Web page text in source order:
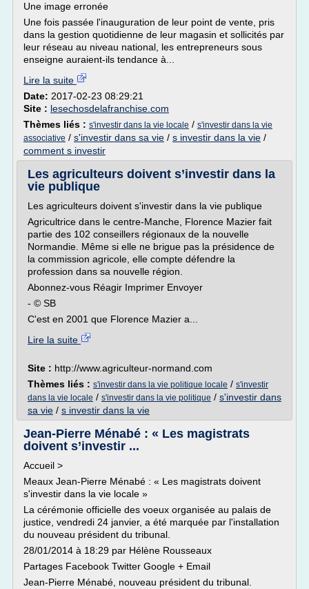
Une image erronée
Une fois passée l'inauguration de leur point de vente, pris
dans la gestion quotidienne de leur magasin et sollicités par
leur réseau au niveau national, les entrepreneurs sous
enseigne auraient-ils tendance à...
Lire la suite
Date: 2017-02-23 08:29:21
Site : lesechosdelafranchise.com
Thèmes liés : s'investir dans la vie locale / s'investir dans la vie
associative / s'investir dans sa vie / s investir dans la vie /
comment s investir
Les agriculteurs doivent s’investir dans la
vie publique
Les agriculteurs doivent s'investir dans la vie publique
Agricultrice dans le centre-Manche, Florence Mazier fait
partie des 102 conseillers régionaux de la nouvelle
Normandie. Même si elle ne brigue pas la présidence de
la commission agricole, elle compte défendre la
profession dans sa nouvelle région.
Abonnez-vous Réagir Imprimer Envoyer
- © SB
C'est en 2001 que Florence Mazier a...
Lire la suite
Site : http://www.agriculteur-normand.com
Thèmes liés : s'investir dans la vie politique locale / s'investir
dans la vie locale / s'investir dans la vie politique / s'investir dans
sa vie / s investir dans la vie
Jean-Pierre Ménabé : « Les magistrats
doivent s’investir ...
Accueil >
Meaux Jean-Pierre Ménabé : « Les magistrats doivent
s'investir dans la vie locale »
La cérémonie officielle des voeux organisée au palais de
justice, vendredi 24 janvier, a été marquée par l'installation
du nouveau président du tribunal.
28/01/2014 à 18:29 par Hélène Rousseaux
Partages Facebook Twitter Google + Email
Jean-Pierre Ménabé, nouveau président du tribunal.